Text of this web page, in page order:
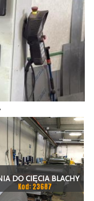
DO CIĘCIA BLACHY
1.500 X 1,5 (2,5) MM
Kod: 23687